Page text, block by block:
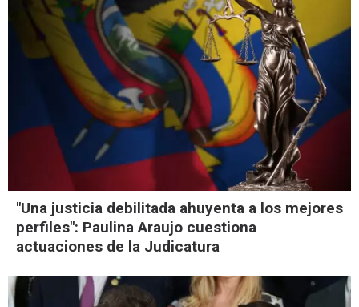
"Una justicia debilitada ahuyenta a los mejores
perfiles": Paulina Araujo cuestiona
actuaciones de la Judicatura